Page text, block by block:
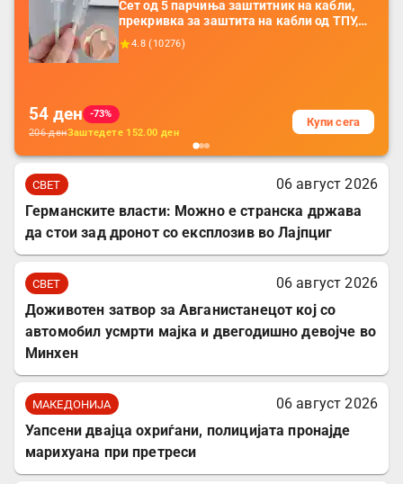
Сет од 5 парчиња заштитник на кабли,
прекривка за заштита на кабли од ТПУ,
додатоци за заштита на кабли, без
батерија, за мобилни телефони, комплет
4.8 ( 10276)
54 ден
-73%
206денЗаштедете 152.00 ден
Купи сега
СВЕТ
06 август 2026
Германските власти: Можно е странска држава
да стои зад дронот со експлозив во Лајпциг
СВЕТ
06 август 2026
Доживотен затвор за Авганистанецот кој со
автомобил усмрти мајка и двегодишно девојче во
Минхен
МАКЕДОНИЈА
06 август 2026
Уапсени двајца охриѓани, полицијата пронајде
марихуана при претреси